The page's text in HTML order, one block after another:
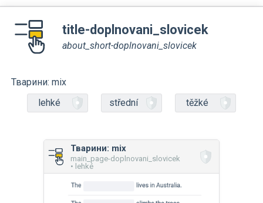
title-doplnovani_slovicek
about_short-doplnovani_slovicek
Тварини: mix
lehké
střední těžké
Тварини: mix
main_page-doplnovani_slovicek
• lehké